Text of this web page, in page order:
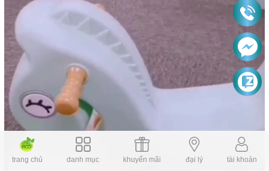
trang chủ danh mục khuyến mãi đại lý tài khoản